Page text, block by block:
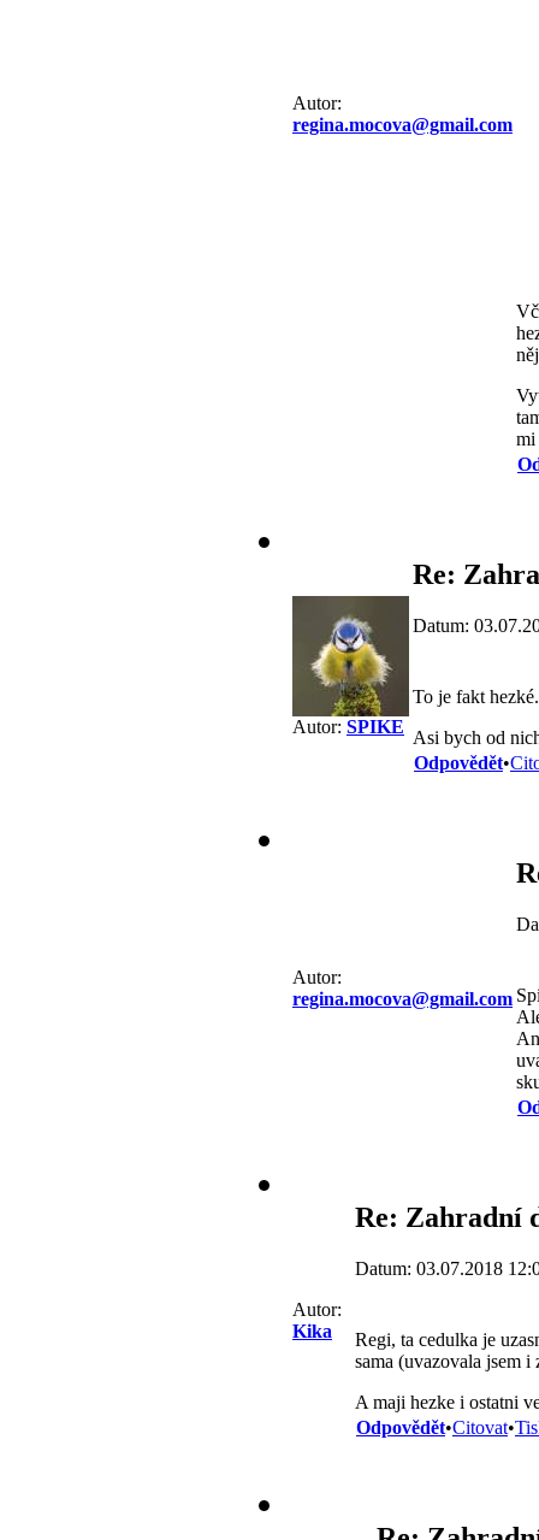
Autor:
regina.mocova@gmail.com
mi
Autor: SPIKE
Re:
Datum:
To je fakt
Asi bych od
Odpovědět•
Autor:
regina.mocova@gmail.com
Autor:
Kika
Re: Zahradní
Datum: 03.07.2018
Regi, ta cedulka je
sama (uvazovala jsem
A maji hezke i ostatni
Odpovědět•Citovat•